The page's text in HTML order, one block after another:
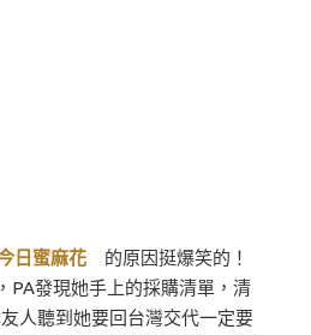
日蜜麻花 的原因挺爆笑的！
PA發現她手上的採購清單，清
人聽到她要回台灣交代一定要